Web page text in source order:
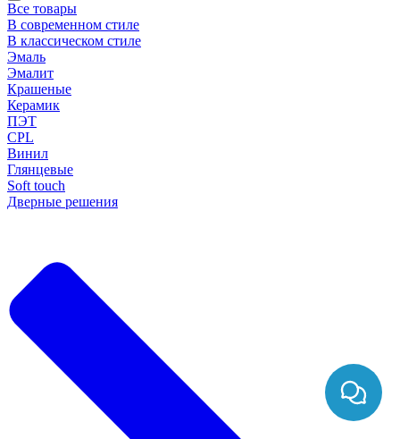
Все товары
В современном стиле
В классическом стиле
Эмаль
Эмалит
Крашеные
Керамик
ПЭТ
CPL
Винил
Глянцевые
Soft touch
Дверные решения